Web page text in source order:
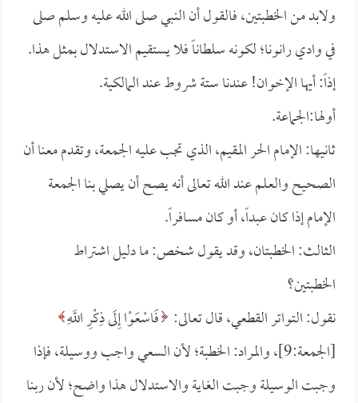
ولابد من الخطبتين، فالقول أن النبي صلى الله عليه وسلم صلى
في وادي رانونا؛ لكونه سلطاناً فلا يستقيم الاستدلال بمثل هذا.
إذاً: أيها الإخوان! عندنا ستة شروط عند المالكية.
أولها:الجماعة.
ثانيها: الإمام الحر المقيم، الذي تجب عليه الجمعة، وتقدم معنا أن
الصحيح والعلم عند الله تعالى أنه يصح أن يصلي بنا الجمعة
الإمام إذا كان عبداً، أو كان مسافراً.
الثالث: الخطبتان، وقد يقول شخص: ما دليل اشتراط
الخطبتين؟
نقول: التواتر القطعي، قال تعالى: فَاسْعَوْا إِلَى ذِكْرِ اللَّهِ
[الجمعة:9]، والمراد: الخطبة؛ لأن السعي واجب ووسيلة، فإذا
وجبت الوسيلة وجبت الغاية والاستدلال هذا واضح؛ لأن ربنا